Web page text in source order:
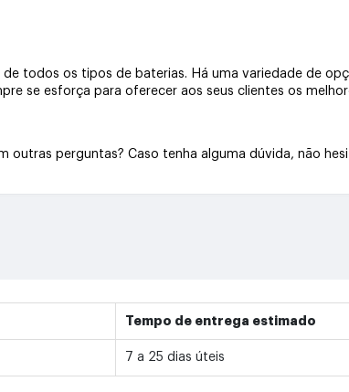
todos os tipos de baterias. Há uma variedade de
se esforça para oferecer aos seus clientes os
perguntas? Caso tenha alguma dúvida, não
Tempo de entrega estimado
7 a 25 dias úteis